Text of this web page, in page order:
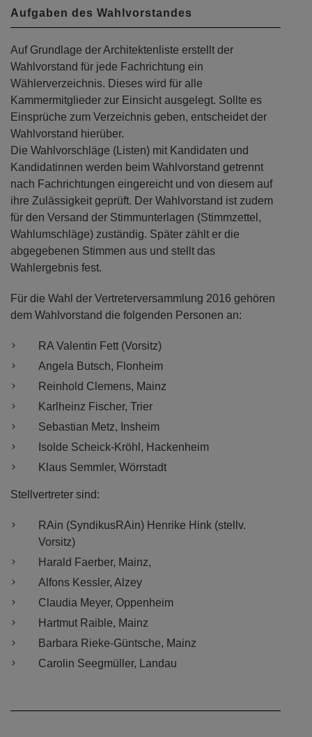
Aufgaben des Wahlvorstandes
Auf Grundlage der Architektenliste erstellt der
Wahlvorstand für jede Fachrichtung ein
Wählerverzeichnis. Dieses wird für alle
Kammermitglieder zur Einsicht ausgelegt. Sollte es
Einsprüche zum Verzeichnis geben, entscheidet der
Wahlvorstand hierüber.
Die Wahlvorschläge (Listen) mit Kandidaten und
Kandidatinnen werden beim Wahlvorstand getrennt
nach Fachrichtungen eingereicht und von diesem auf
ihre Zulässigkeit geprüft. Der Wahlvorstand ist zudem
für den Versand der Stimmunterlagen (Stimmzettel,
Wahlumschläge) zuständig. Später zählt er die
abgegebenen Stimmen aus und stellt das
Wahlergebnis fest.
Für die Wahl der Vertreterversammlung 2016 gehören
dem Wahlvorstand die folgenden Personen an:
RA Valentin Fett (Vorsitz)
Angela Butsch, Flonheim
Reinhold Clemens, Mainz
Karlheinz Fischer, Trier
Sebastian Metz, Insheim
Isolde Scheick-Kröhl, Hackenheim
Klaus Semmler, Wörrstadt
Stellvertreter sind:
RAin (SyndikusRAin) Henrike Hink (stellv.
Vorsitz)
Harald Faerber, Mainz,
Alfons Kessler, Alzey
Claudia Meyer, Oppenheim
Hartmut Raible, Mainz
Barbara Rieke-Güntsche, Mainz
Carolin Seegmüller, Landau